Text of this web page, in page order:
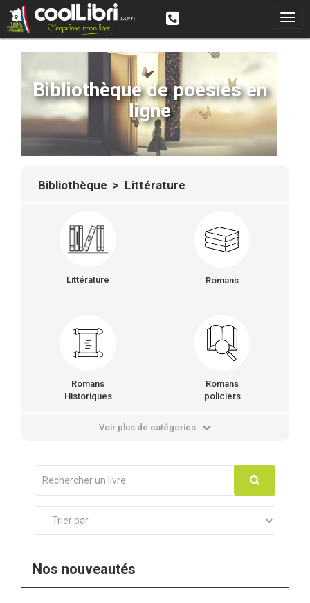
Bibliothèque de poésies en
ligne
Bibliothèque > Littérature
Littérature Romans
Romans
Historiques
Romans
policiers
Voir plus de catégories
Nos nouveautés